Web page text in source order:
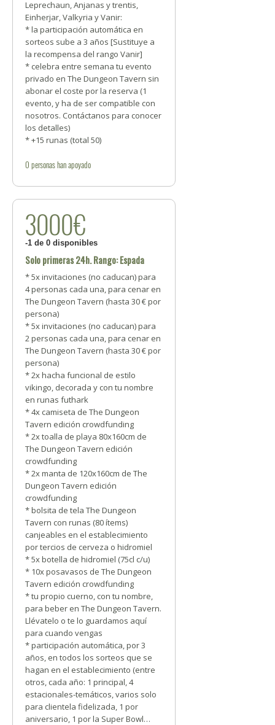
Leprechaun, Anjanas y trentis,
Einherjar, Valkyria y Vanir:
* la participación automática en
sorteos sube a 3 años [Sustituye a
la recompensa del rango Vanir]
* celebra entre semana tu evento
privado en The Dungeon Tavern sin
abonar el coste por la reserva (1
evento, y ha de ser compatible con
nosotros. Contáctanos para conocer
los detalles)
* +15 runas (total 50)
0 personashan apoyado
3000€
-1 de 0 disponibles
Solo primeras 24h. Rango: Espada
* 5x invitaciones (no caducan) para
4 personas cada una, para cenar en
The Dungeon Tavern (hasta 30 € por
persona)
* 5x invitaciones (no caducan) para
2 personas cada una, para cenar en
The Dungeon Tavern (hasta 30 € por
persona)
* 2x hacha funcional de estilo
vikingo, decorada y con tu nombre
en runas futhark
* 4x camiseta de The Dungeon
Tavern edición crowdfunding
* 2x toalla de playa 80x160cm de
The Dungeon Tavern edición
crowdfunding
* 2x manta de 120x160cm de The
Dungeon Tavern edición
crowdfunding
* bolsita de tela The Dungeon
Tavern con runas (80 ítems)
canjeables en el establecimiento
por tercios de cerveza o hidromiel
* 5x botella de hidromiel (75cl c/u)
* 10x posavasos de The Dungeon
Tavern edición crowdfunding
* tu propio cuerno, con tu nombre,
para beber en The Dungeon Tavern.
Llévatelo o te lo guardamos aquí
para cuando vengas
* participación automática, por 3
años, en todos los sorteos que se
hagan en el establecimiento (entre
otros, cada año: 1 principal, 4
estacionales-temáticos, varios solo
para clientela fidelizada, 1 por
aniversario, 1 por la Super Bowl…